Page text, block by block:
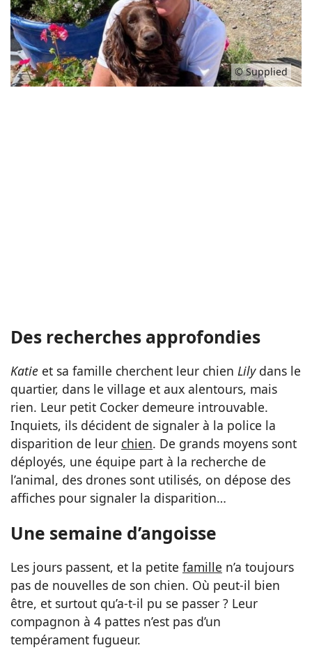
© Supplied
Des recherches approfondies
Katie et sa famille cherchent leur chien Lilydans le
quartier, dans le village et aux alentours, mais
rien. Leur petit Cocker demeure introuvable.
Inquiets, ils décident de signaler à la police la
disparition de leur chien. De grands moyens sont
déployés, une équipe part à la recherche de
l’animal, des drones sont utilisés, on dépose des
affiches pour signaler la disparition…
Une semaine d’angoisse
Les jours passent, et la petite famille n’a toujours
pas de nouvelles de son chien. Où peut-il bien
être, et surtout qu’a-t-il pu se passer ? Leur
compagnon à 4 pattes n’est pas d’un
tempérament fugueur.